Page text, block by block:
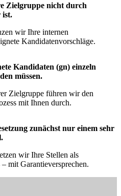
Zielgruppe nicht durch
ist.
wir Ihre internen
Kandidatenvorschläge.
Kandidaten (gn) einzeln
müssen.
Zielgruppe führen wir den
mit Ihnen durch.
zunächst nur einem sehr
wir Ihre Stellen als
mit Garantieversprechen.